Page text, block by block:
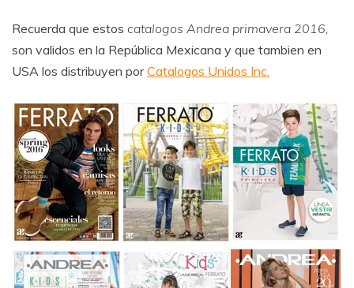
Recuerda que estos catalogos Andrea primavera 2016
son validos en la República Mexicana y que tambien en
USA los distribuyen porCatalogos Unidos Inc.